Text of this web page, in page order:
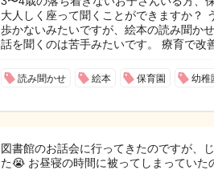
大人しく座って聞くことができますか？
歩かないみたいですが、絵本の読み聞か
話を聞くのは苦手みたいです。 療育で改
読み聞かせ 絵本 保育園 幼稚
図書館のお話会に行ってきたのですが、
た😭 お昼寝の時間に被ってしまっていた